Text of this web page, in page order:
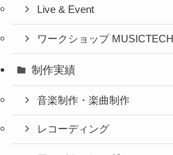
Live & Event
ワークショップ MUSICTECH
制作実績
音楽制作・楽曲制作
レコーディング